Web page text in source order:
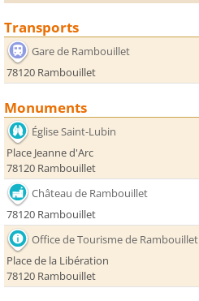
Transports
Gare de Rambouillet
78120 Rambouillet
Monuments
Église Saint-Lubin
Place Jeanne d'Arc
78120 Rambouillet
Château de Rambouillet
78120 Rambouillet
Office de Tourisme de Rambouillet
Place de la Libération
78120 Rambouillet